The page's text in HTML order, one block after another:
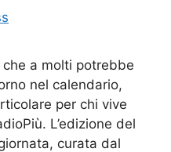
a molti potrebbe
nel calendario,
per chi vive
L’edizione del
curata dal